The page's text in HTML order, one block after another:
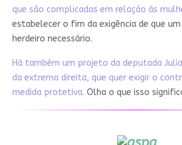
que são complicadas em relação às
estabelecer o fim da exigência de que
herdeiro necessário.
Há também um projeto da deputada
da extrema direita, que quer exigir o
medida protetiva. Olha o que isso